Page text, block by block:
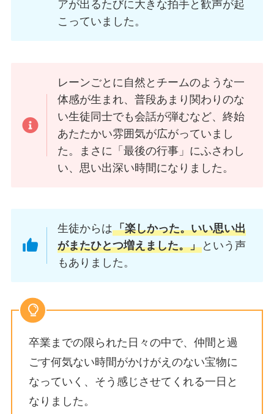
アが出るたびに大きな拍手と歓声が起
こっていました。
レーンごとに自然とチームのような一
体感が生まれ、普段あまり関わりのな
い生徒同士でも会話が弾むなど、終始
あたたかい雰囲気が広がっていまし
た。まさに「最後の行事」にふさわし
い、思い出深い時間になりました。
生徒からは「楽しかった。いい思い出
がまたひとつ増えました。」 という声
もありました。
卒業までの限られた日々の中で、仲間と過
ごす何気ない時間がかけがえのない宝物に
なっていく、そう感じさせてくれる一日と
なりました。